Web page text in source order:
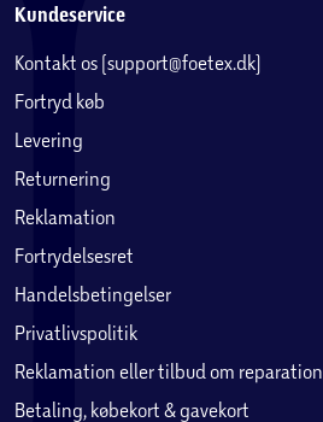
Kundeservice
Kontakt os (support@foetex.dk)
Fortryd køb
Levering
Returnering
Reklamation
Fortrydelsesret
Handelsbetingelser
Privatlivspolitik
Reklamation eller tilbud om reparation
Betaling, købekort & gavekort